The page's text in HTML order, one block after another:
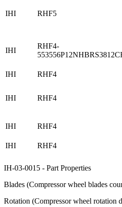
IHI RHF5
IHI
RHF4-
IHI
RHF4
IHI RHF4
IHI
RHF4
IHI RHF4
IH-03-0015 - Part Properties
Blades (Compressor wheel blades
Rotation (Compressor wheel rotation